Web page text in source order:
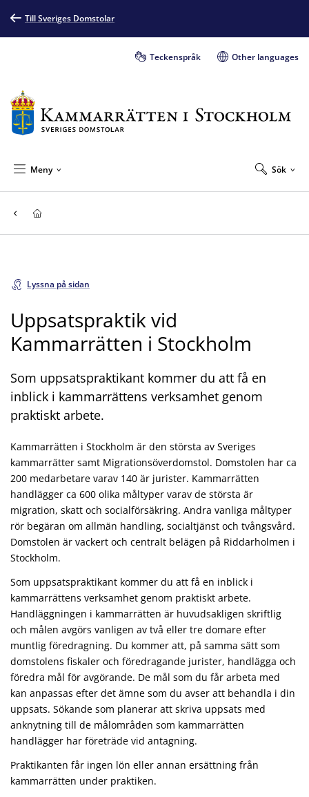
Till Sveriges Domstolar
Teckenspråk Other languages
Sök
Meny
Lyssna på sidan
Uppsatspraktik vid
Kammarrätten i Stockholm
Som uppsatspraktikant kommer du att få en
inblick i kammarrättens verksamhet genom
praktiskt arbete.
Kammarrätten i Stockholm är den största av Sveriges
kammarrätter samt Migrationsöverdomstol. Domstolen har ca
200 medarbetare varav 140 är jurister. Kammarrätten
handlägger ca 600 olika måltyper varav de största är
migration, skatt och socialförsäkring. Andra vanliga måltyper
rör begäran om allmän handling, socialtjänst och tvångsvård.
Domstolen är vackert och centralt belägen på Riddarholmen i
Stockholm.
Som uppsatspraktikant kommer du att få en inblick i
kammarrättens verksamhet genom praktiskt arbete.
Handläggningen i kammarrätten är huvudsakligen skriftlig
och målen avgörs vanligen av två eller tre domare efter
muntlig föredragning. Du kommer att, på samma sätt som
domstolens fiskaler och föredragande jurister, handlägga och
föredra mål för avgörande. De mål som du får arbeta med
kan anpassas efter det ämne som du avser att behandla i din
uppsats. Sökande som planerar att skriva uppsats med
anknytning till de målområden som kammarrätten
handlägger har företräde vid antagning.
Praktikanten får ingen lön eller annan ersättning från
kammarrätten under praktiken.